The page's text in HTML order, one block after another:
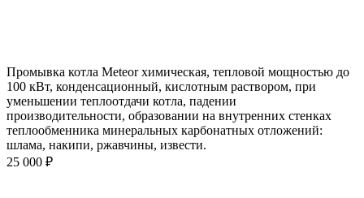
Промывка котла Meteor химическая, тепловой мощностью до
100 кВт, конденсационный, кислотным раствором, при
уменьшении теплоотдачи котла, падении
производительности, образовании на внутренних стенках
теплообменника минеральных карбонатных отложений:
шлама, накипи, ржавчины, извести.
25 000 ₽